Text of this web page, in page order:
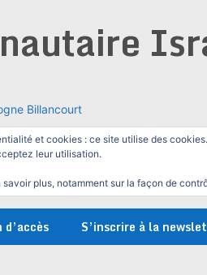
Billancourt
et cookies : ce site utilise des
leur utilisation.
savoir plus, notamment sur la façon de
d’accès S’inscrire à la